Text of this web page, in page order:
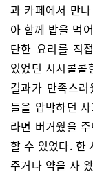
과 카페에서 만
아 함께 밥을 먹
단한 요리를 직
있었던 시시콜콜
결과가 만족스
들을 압박하던
라면 버거웠을
할 수 있었다. 한
주거나 약을 사